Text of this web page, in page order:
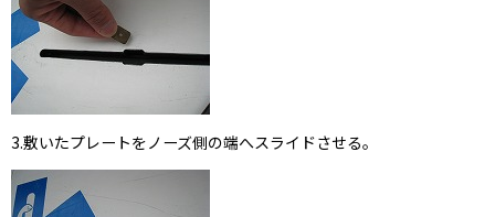
3.敷いたプレートをノーズ側の端へスライドさせる。